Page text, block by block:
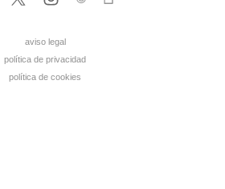
aviso legal
política de privacidad
política de cookies